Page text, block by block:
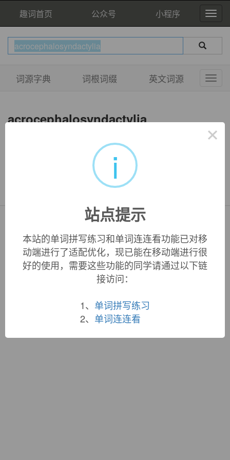
趣词首页 公众号 小程序
词源字典 词根词缀 英文词源
acrocephalosyndactylia
Copyright © QuWord.com All Rights Reserved.
词根大全|联系站长
蜀ICP备19033398号-1
×
i
站点提示
本站的单词拼写练习和单词连连看功能已对移
动端进行了适配优化，现已能在移动端进行很
好的使用，需要这些功能的同学请通过以下链
接访问：
1、 单词拼写练习
2、 单词连连看